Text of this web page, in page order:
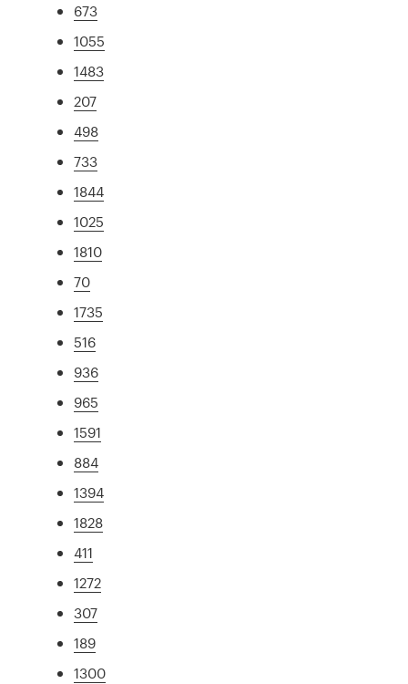
673
1055
1483
207
498
733
1844
1025
1810
70
1735
516
936
965
1591
884
1394
1828
411
1272
307
189
1300